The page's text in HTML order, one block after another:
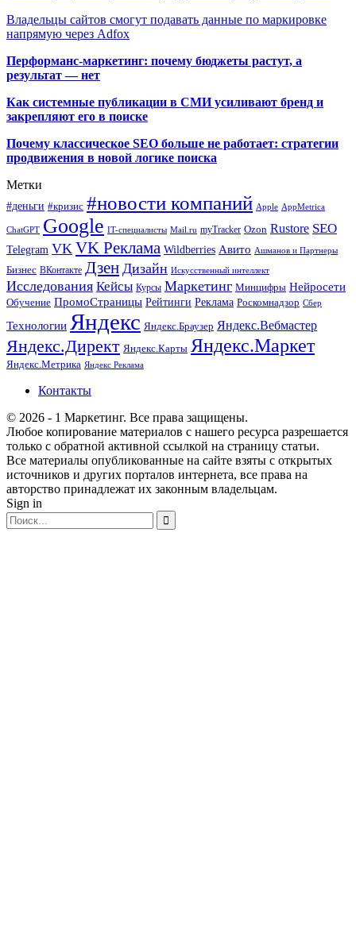
Владельцы сайтов смогут подавать данные по маркировке
напрямую через Adfox
Перформанс-маркетинг: почему бюджеты растут, а
результат — нет
Как системные публикации в СМИ усиливают бренд и
закрепляют его в поиске
Почему классическое SEO больше не работает: стратегии
продвижения в новой логике поиска
Метки
#деньги #кризис #новости компаний Apple AppMetrica
ChatGPT Google IT-специалисты Mail.ru myTracker Ozon Rustore SEO
Telegram VK VK Реклама Wildberries Авито Ашманов и Партнеры
Бизнес ВКонтакте Дзен Дизайн Искусственный интеллект
Исследования Кейсы Курсы Маркетинг Минцифры Нейросети
Обучение ПромоСтраницы Рейтинги Реклама Роскомнадзор Сбер
Технологии Яндекс Яндекс.Браузер Яндекс.Вебмастер
Яндекс.Директ Яндекс.Карты Яндекс.Маркет
Яндекс.Метрика Яндекс Реклама
Контакты
© 2026 - 1 Маркетинг. Все права защищены.
Любое копирование материалов с нашего ресурса разрешается
только с обратной активной ссылкой на страницу статьи.
Все материалы опубликованные на сайте взяты с открытых
источников и других порталов интернета, все права на
авторство принадлежат их законным владельцам.
Sign in